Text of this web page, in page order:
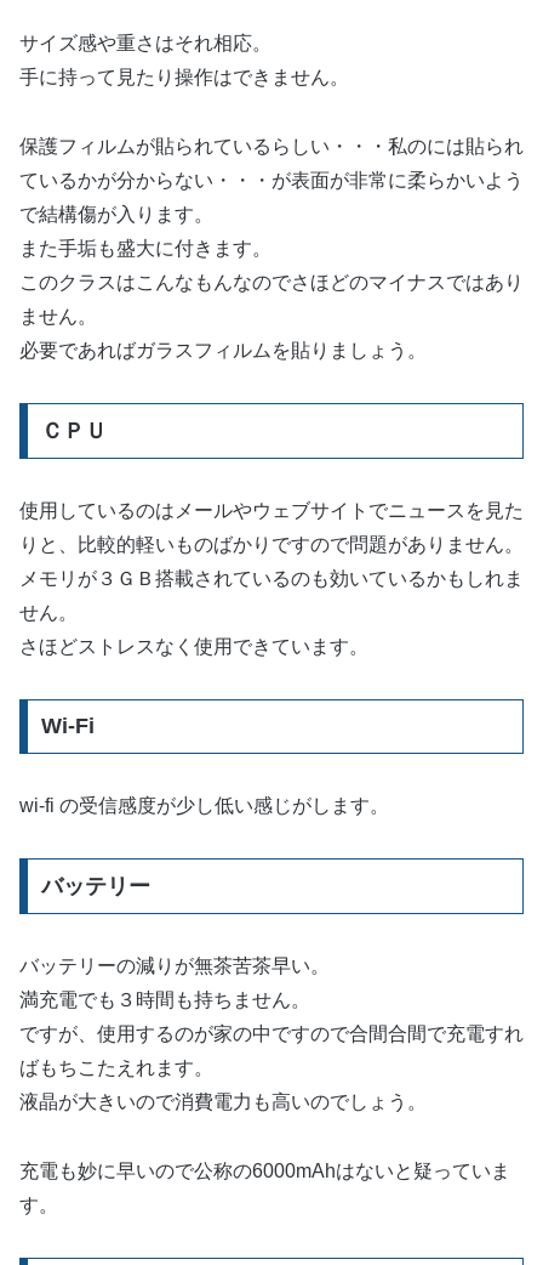
サイズ感や重さはそれ相応。
手に持って見たり操作はできません。
保護フィルムが貼られているらしい・・・私のには貼られ
ているかが分からない・・・が表面が非常に柔らかいよう
で結構傷が入ります。
また手垢も盛大に付きます。
このクラスはこんなもんなのでさほどのマイナスではあり
ません。
必要であればガラスフィルムを貼りましょう。
ＣＰＵ
使用しているのはメールやウェブサイトでニュースを見た
りと、比較的軽いものばかりですので問題がありません。
メモリが３ＧＢ搭載されているのも効いているかもしれま
せん。
さほどストレスなく使用できています。
Wi-Fi
wi-fi の受信感度が少し低い感じがします。
バッテリー
バッテリーの減りが無茶苦茶早い。
満充電でも３時間も持ちません。
ですが、使用するのが家の中ですので合間合間で充電すれ
ばもちこたえれます。
液晶が大きいので消費電力も高いのでしょう。
充電も妙に早いので公称の6000mAhはないと疑っていま
す。